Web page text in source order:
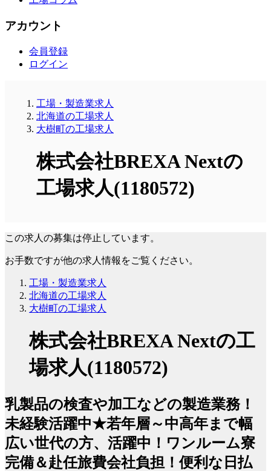
アカウント
会員登録
ログイン
工場・製造業求人
北海道の工場求人
大樹町の工場求人
株式会社BREXA Nextの
工場求人(1180572)
この求人の募集は停止しています。
お手数ですが他の求人情報をご覧ください。
工場・製造業求人
北海道の工場求人
大樹町の工場求人
株式会社BREXA Nextの工
場求人(1180572)
乳製品の検査や加工などの製造業務！
未経験活躍中★若年層～中高年まで幅
広い世代の方、活躍中！ワンルーム寮
完備＆赴任旅費会社負担！便利な日払